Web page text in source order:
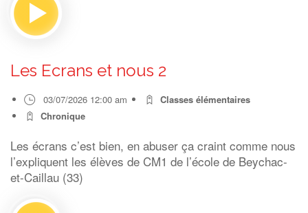
Les Ecrans et nous 2
03/07/2026 12:00 am
Classes élémentaires
Chronique
Les écrans c’est bien, en abuser ça craint comme nous
l’expliquent les élèves de CM1 de l’école de Beychac-
et-Caillau (33)